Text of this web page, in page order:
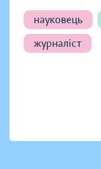
науковець
журналіст